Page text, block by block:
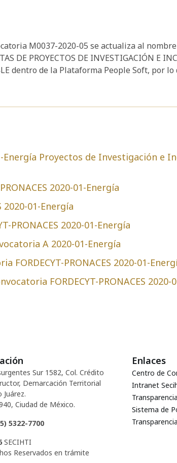
M0037-2020-05 se actualiza al
DE PROYECTOS DE INVESTIGACIÓN E
dentro de la Plataforma People Soft, por
Energía Proyectos de Investigación e
2020-01-Energía
2020-01-Energía
PRONACES 2020-01-Energía
A 2020-01-Energía
FORDECYT-PRONACES 2020-01-
FORDECYT-PRONACES 2020-
Sur 1582, Col. Crédito
Demarcación Territorial
Juárez.
Ciudad de México.
5322-7700
SECIHTI
Reservados en trámite
Enlaces
Centro de
Intranet
Sistema de
Transparencia